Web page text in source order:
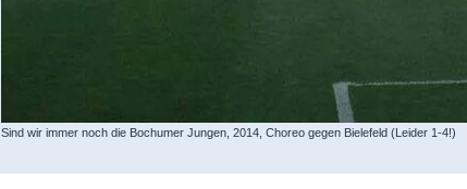
Sind wir immer noch die Bochumer Jungen, 2014, Choreo gegen Bielefeld (Leider 1-4!)